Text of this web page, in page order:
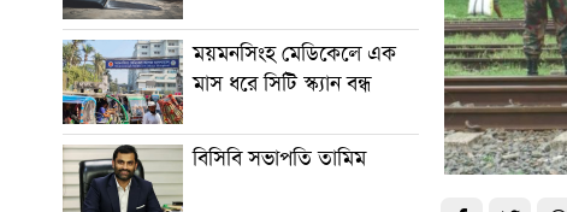
ময়মনসিংহ মেডিকেলে এক
মাস ধরে সিটি স্ক্যান বন্ধ
বিসিবি সভাপতি তামিম